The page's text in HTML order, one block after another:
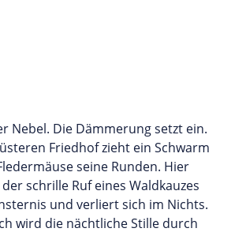
Nebel. Die Dämmerung setzt ein.
Friedhof zieht ein Schwarm
seine Runden. Hier
schrille Ruf eines Waldkauzes
und verliert sich im Nichts.
wird die nächtliche Stille durch